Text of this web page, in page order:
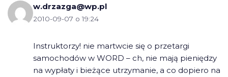
w.drzazga@wp.pl
2010-09-07 o 19:24
Instruktorzy! nie martwcie się o przetargi
samochodów w WORD – ch, nie mają pieniędzy
na wypłaty i bieżące utrzymanie, a co dopiero na